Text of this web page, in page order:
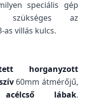
speciális gép
az
as villás kulcs.
horganyzott
60mm átmérőjű,
acélcső lábak.